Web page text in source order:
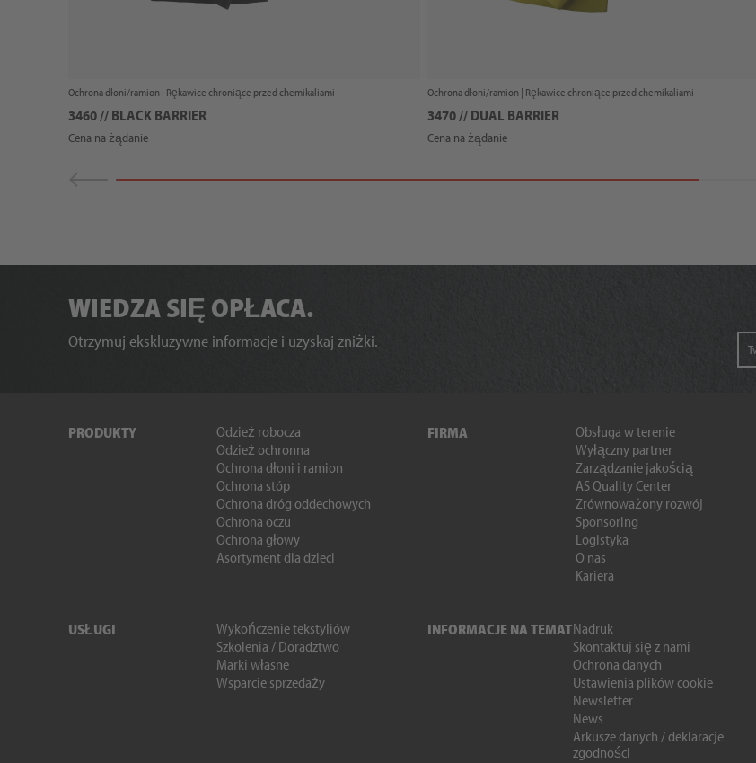
Ochrona dłoni/ramion | Rękawice chroniące przed chemikaliami
3460 // BLACK BARRIER
Cena na żądanie
Ochrona dłoni/ramion | Rękawice chroniące przed chemikaliami
3470 // DUAL BARRIER
Cena na żądanie
WIEDZA SIĘ OPŁACA.
Otrzymuj ekskluzywne informacje i uzyskaj zniżki.
PRODUKTY
Odzież robocza
Odzież ochronna
Ochrona dłoni i ramion
Ochrona stóp
Ochrona dróg oddechowych
Ochrona oczu
Ochrona głowy
Asortyment dla dzieci
FIRMA
Obsługa w terenie
Wyłączny partner
Zarządzanie jakością
AS Quality Center
Zrównoważony rozwój
Sponsoring
Logistyka
O nas
Kariera
USŁUGI
Wykończenie tekstyliów
Szkolenia / Doradztwo
Marki własne
Wsparcie sprzedaży
INFORMACJE NA TEMATNadruk
Skontaktuj się z nami
Ochrona danych
Ustawienia plików cookie
Newsletter
News
Arkusze danych / deklaracje
zgodności